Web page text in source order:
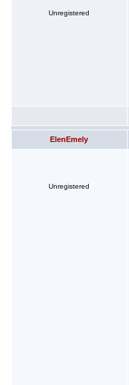
Unregistered
ElenEmely
Unregistered